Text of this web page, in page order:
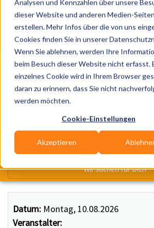
Analysen und Kennzahlen über unsere
dieser Website und anderen Medien-
erstellen. Mehr Infos über die von uns
Cookies finden Sie in unserer
Wenn Sie ablehnen, werden Ihre
beim Besuch dieser Website nicht erfasst.
einzelnes Cookie wird in Ihrem Browser
daran zu erinnern, dass Sie nicht
werden möchten.
Cookie-Einstellungen
Akzeptieren
Datum: Montag, 10.08.2026
Veranstalter:
Was?
Wir suchen für Dich